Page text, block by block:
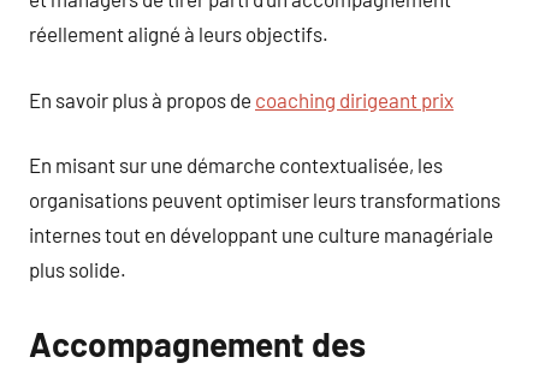
réellement aligné à leurs objectifs.
En savoir plus à propos de coaching dirigeant prix
En misant sur une démarche contextualisée, les
organisations peuvent optimiser leurs transformations
internes tout en développant une culture managériale
plus solide.
Accompagnement des